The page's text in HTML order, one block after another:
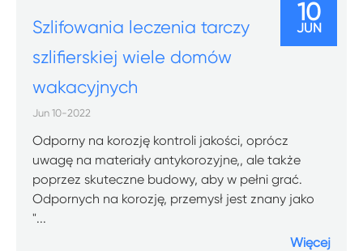
Szlifowania leczenia tarczy
szlifierskiej wiele domów
wakacyjnych
Jun 10-2022
Odporny na korozję kontroli jakości, oprócz
uwagę na materiały antykorozyjne,, ale także
poprzez skuteczne budowy, aby w pełni grać.
Odpornych na korozję, przemysł jest znany jako
"...
Więcej
10
JUN